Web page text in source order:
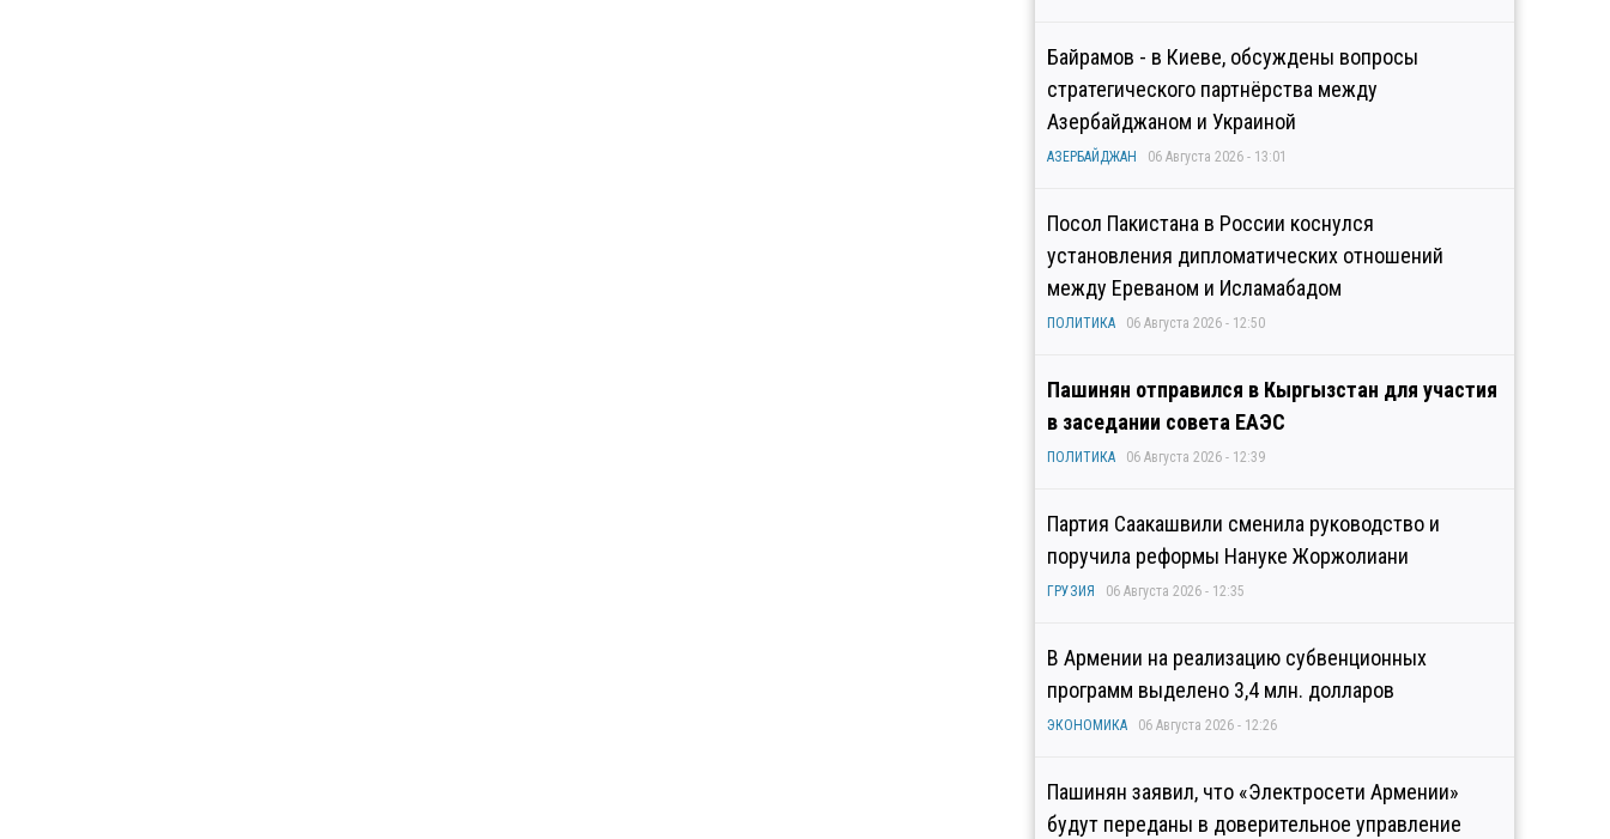
Байрамов - в Киеве, обсуждены вопросы
стратегического партнёрства между
Азербайджаном и Украиной
АЗЕРБАЙДЖАН 06 Августа 2026 - 13:01
Посол Пакистана в России коснулся
установления дипломатических отношений
между Ереваном и Исламабадом
ПОЛИТИКА 06 Августа 2026 - 12:50
Пашинян отправился в Кыргызстан для участия
в заседании совета ЕАЭС
ПОЛИТИКА 06 Августа 2026 - 12:39
Партия Саакашвили сменила руководство и
поручила реформы Нануке Жоржолиани
ГРУЗИЯ 06 Августа 2026 - 12:35
В Армении на реализацию субвенционных
программ выделено 3,4 млн. долларов
ЭКОНОМИКА 06 Августа 2026 - 12:26
Пашинян заявил, что «Электросети Армении»
будут переданы в доверительное управление